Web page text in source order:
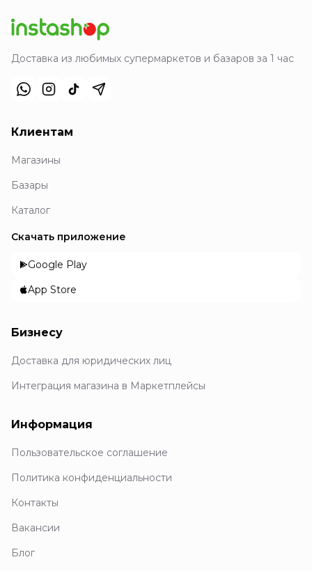
Доставка из любимых супермаркетов и базаров за 1 час
Клиентам
Магазины
Базары
Каталог
Скачать приложение
Google Play
App Store
Бизнесу
Доставка для юридических лиц
Интеграция магазина в Маркетплейсы
Информация
Пользовательское соглашение
Политика конфиденциальности
Контакты
Вакансии
Блог